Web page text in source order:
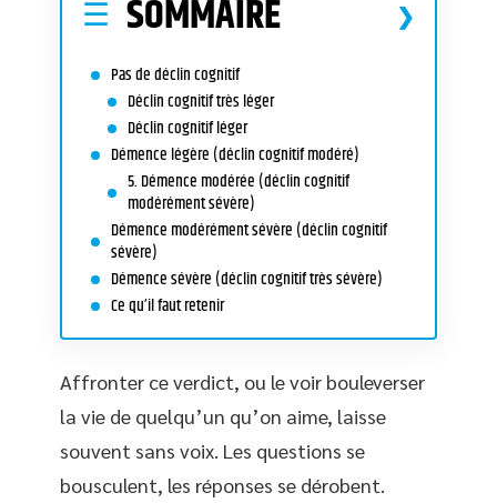
SOMMAIRE
Pas de déclin cognitif
Déclin cognitif très léger
Déclin cognitif léger
Démence légère (déclin cognitif modéré)
5. Démence modérée (déclin cognitif
modérément sévère)
Démence modérément sévère (déclin cognitif
sévère)
Démence sévère (déclin cognitif très sévère)
Ce qu’il faut retenir
Affronter ce verdict, ou le voir bouleverser
la vie de quelqu’un qu’on aime, laisse
souvent sans voix. Les questions se
bousculent, les réponses se dérobent.